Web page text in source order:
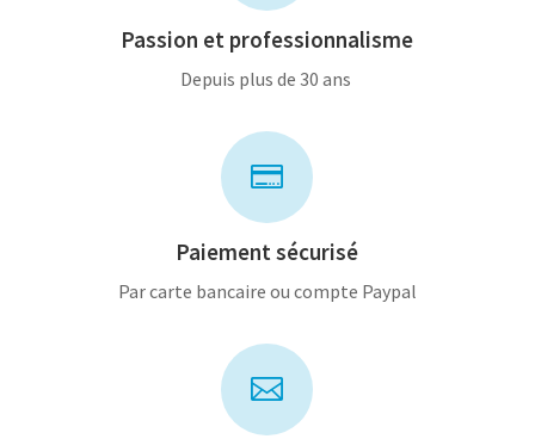
Passion et professionnalisme
Depuis plus de 30 ans

Paiement sécurisé
Par carte bancaire ou compte Paypal
